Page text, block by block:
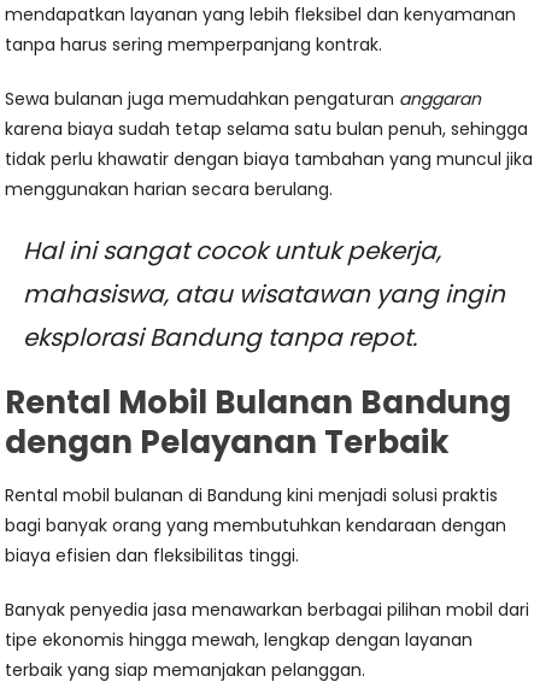
mendapatkan layanan yang lebih fleksibel dan kenyamanan
tanpa harus sering memperpanjang kontrak.
Sewa bulanan juga memudahkan pengaturan anggaran
karena biaya sudah tetap selama satu bulan penuh, sehingga
tidak perlu khawatir dengan biaya tambahan yang muncul jika
menggunakan harian secara berulang.
Hal ini sangat cocok untuk pekerja,
mahasiswa, atau wisatawan yang ingin
eksplorasi Bandung tanpa repot.
Rental Mobil Bulanan Bandung
dengan Pelayanan Terbaik
Rental mobil bulanan di Bandung kini menjadi solusi praktis
bagi banyak orang yang membutuhkan kendaraan dengan
biaya efisien dan fleksibilitas tinggi.
Banyak penyedia jasa menawarkan berbagai pilihan mobil dari
tipe ekonomis hingga mewah, lengkap dengan layanan
terbaik yang siap memanjakan pelanggan.